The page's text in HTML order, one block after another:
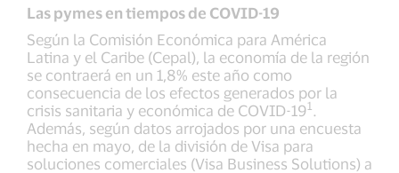
Las pymes en tiempos de COVID-19
Según la Comisión Económica para América
Latina y el Caribe (Cepal), la economía de la región
se contraerá en un 1,8% este año como
consecuencia de los efectos generados por la
crisis sanitaria y económica de COVID-191
Además, según datos arrojados por una encuesta
hecha en mayo, de la división de Visa para
soluciones comerciales (Visa Business Solutions) a